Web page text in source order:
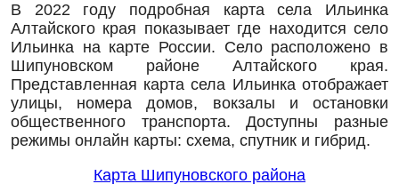
В 2022 году подробная карта села Ильинка
Алтайского края показывает где находится село
Ильинка на карте России. Село расположено в
Шипуновском районе Алтайского края.
Представленная карта села Ильинка отображает
улицы, номера домов, вокзалы и остановки
общественного транспорта. Доступны разные
режимы онлайн карты: схема, спутник и гибрид.
Карта Шипуновского района